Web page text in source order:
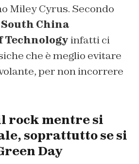
Miley Cyrus. Secondo
South China
infatti ci
che è meglio evitare
per non incorrere
rock mentre si
soprattutto se si
Day